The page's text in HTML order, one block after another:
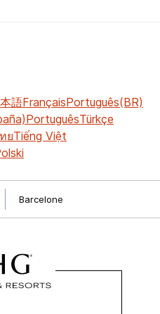
語FrançaisPortuguês(BR)
PortuguêsTürkçe
ยTiếng Việt
Barcelone